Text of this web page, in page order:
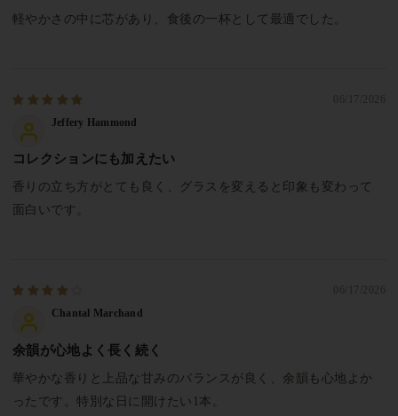
軽やかさの中に芯があり、食後の一杯として最適でした。
06/17/2026
Jeffery Hammond
コレクションにも加えたい
香りの立ち方がとても良く、グラスを変えると印象も変わって
面白いです。
06/17/2026
Chantal Marchand
余韻が心地よく長く続く
華やかな香りと上品な甘みのバランスが良く、余韻も心地よか
ったです。特別な日に開けたい1本。